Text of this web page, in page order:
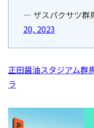
— ザスパクサツ群
20, 2023
正田醤油スタジアム群
ラ